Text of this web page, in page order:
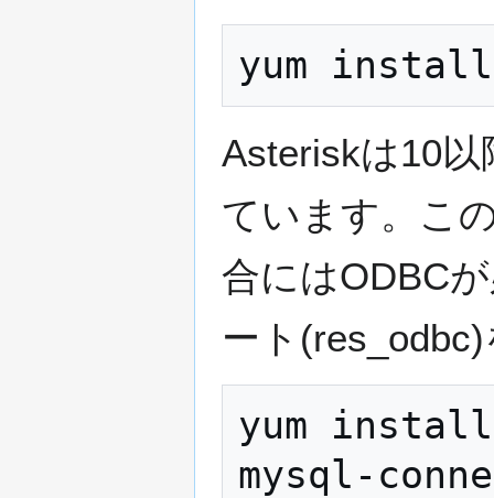
Asteriskは10
ています。こ
合にはODBC
ート
yum install
mysql-